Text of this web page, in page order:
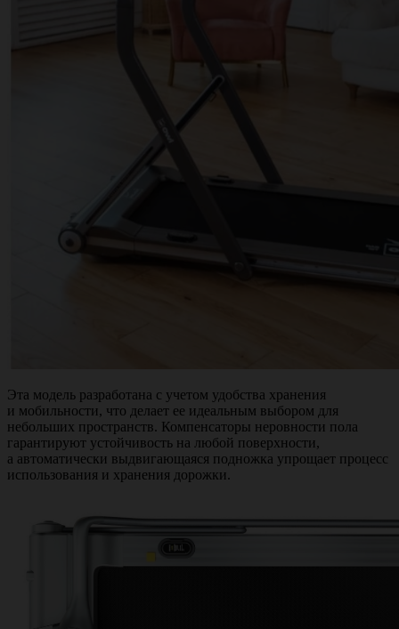
Эта модель разработана с учетом удобства хранения
и мобильности, что делает ее идеальным выбором для
небольших пространств. Компенсаторы неровности пола
гарантируют устойчивость на любой поверхности,
а автоматически выдвигающаяся подножка упрощает процесс
использования и хранения дорожки.